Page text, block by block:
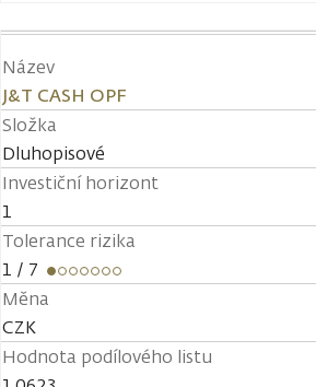
Název
J&T CASH OPF
Složka
Dluhopisové
Investiční horizont
1
Tolerance rizika
1 / 7
Měna
CZK
Hodnota podílového listu